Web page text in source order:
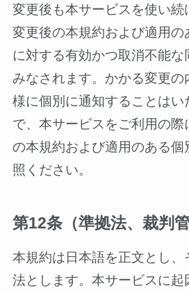
変更後も本サービスを使い続
変更後の本規約および適用の
に対する有効かつ取消不能な
みなされます。かかる変更の
様に個別に通知することはい
で、本サービスをご利用の
の本規約および適用のある個
照ください。
第12条（準拠法、裁判管
本規約は日本語を正文とし、
法とします。本サービスに起